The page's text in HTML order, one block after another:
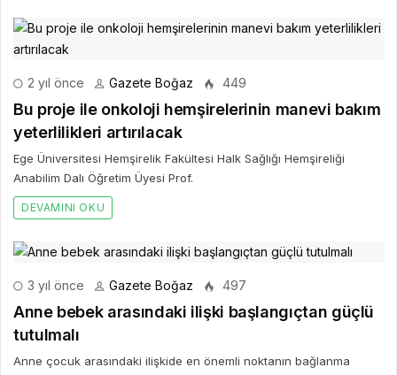
2 yıl önce Gazete Boğaz 449
Bu proje ile onkoloji hemşirelerinin manevi bakım
yeterlilikleri artırılacak
Ege Üniversitesi Hemşirelik Fakültesi Halk Sağlığı Hemşireliği
Anabilim Dalı Öğretim Üyesi Prof.
DEVAMINI OKU
3 yıl önce Gazete Boğaz 497
Anne bebek arasındaki ilişki başlangıçtan güçlü
tutulmalı
Anne çocuk arasındaki ilişkide en önemli noktanın bağlanma